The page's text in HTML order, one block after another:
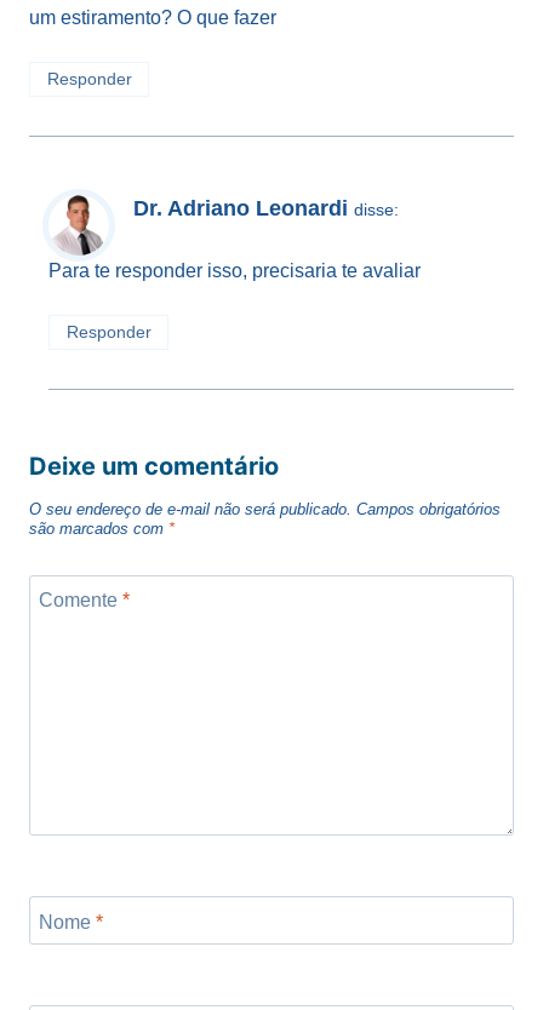
um estiramento? O que fazer
Responder
Dr. Adriano Leonardi disse:
Para te responder isso, precisaria te avaliar
Responder
Deixe um comentário
O seu endereço de e-mail não será publicado. Campos obrigatórios
são marcados com *
Comente *
Nome *